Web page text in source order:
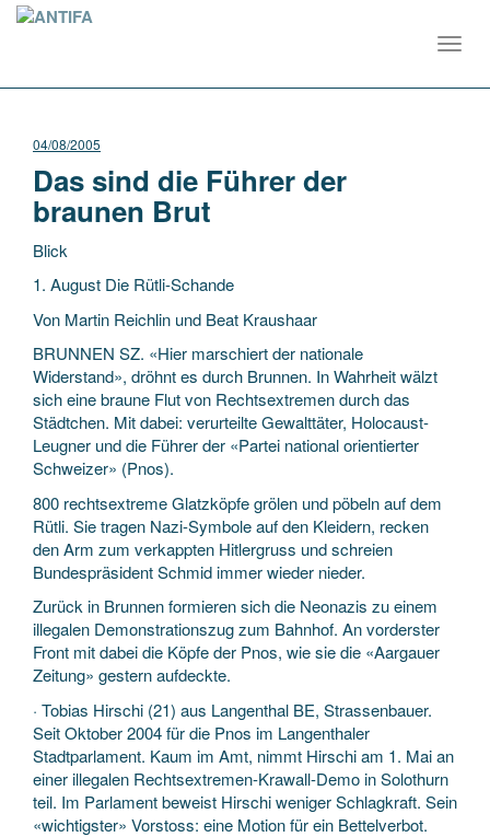
04/08/2005
Das sind die Führer der
braunen Brut
Blick
1. August Die Rütli-Schande
Von Martin Reichlin und Beat Kraushaar
BRUNNEN SZ. «Hier marschiert der nationale
Widerstand», dröhnt es durch Brunnen. In Wahrheit wälzt
sich eine braune Flut von Rechtsextremen durch das
Städtchen. Mit dabei: verurteilteGewalttäter, Holocaust-
Leugner und die Führer der «Partei national orientierter
Schweizer» (Pnos).
800 rechtsextreme Glatzköpfe grölen und pöbeln auf dem
Rütli. Sie tragen Nazi-Symbole auf den Kleidern, recken
den Arm zum verkappten Hitlergruss und schreien
Bundespräsident Schmid immer wieder nieder.
Zurück in Brunnen formieren sich die Neonazis zu einem
illegalen Demonstrationszug zum Bahnhof. An vorderster
Front mit dabei die Köpfe der Pnos, wie sie die «Aargauer
Zeitung» gestern aufdeckte.
· Tobias Hirschi (21) aus Langenthal BE, Strassenbauer.
Seit Oktober 2004 für die Pnos im Langenthaler
Stadtparlament. Kaum im Amt, nimmt Hirschi am 1. Mai an
einer illegalen Rechtsextremen-Krawall-Demo in Solothurn
teil. Im Parlament beweist Hirschi weniger Schlagkraft. Sein
«wichtigster» Vorstoss: eine Motion für ein Bettelverbot.